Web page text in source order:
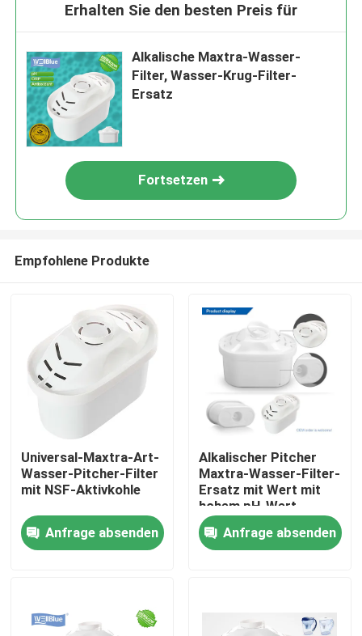
Erhalten Sie den besten Preis für
Alkalische Maxtra-Wasser-
Filter, Wasser-Krug-Filter-
Ersatz
Fortsetzen
Empfohlene Produkte
Universal-Maxtra-Art-
Wasser-Pitcher-Filter
mit NSF-Aktivkohle
Anfrage absenden
Alkalischer Pitcher
Maxtra-Wasser-Filter-
Ersatz mit Wert mit
hohem pH-Wert
Anfrage absenden